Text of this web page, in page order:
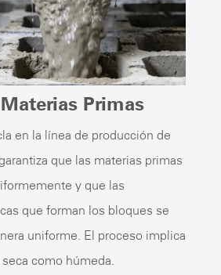
Primas
en la línea de producción de
que las materias primas
y que las
que forman los bloques se
uniforme. El proceso implica
como húmeda.